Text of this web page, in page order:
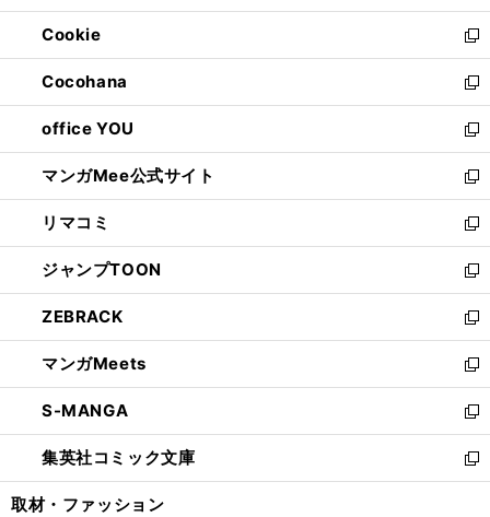
開
く
ウ
で
開
く
ン
ド
ウ
で
開
く
ウ
ィ
ン
ド
ウ
で
開
く
Cookie
新
し
い
ウ
ィ
ン
ド
ウ
で
開
く
Cocohana
新
し
い
ウ
ィ
ン
ド
ウ
で
開
く
office YOU
新
し
い
ウ
ィ
ン
ド
ウ
で
開
く
マンガMee公式サイト
新
し
い
ウ
ィ
ン
ド
ウ
で
開
く
リマコミ
新
し
い
ウ
ィ
ン
ド
ウ
で
開
く
ジャンプTOON
新
し
い
ウ
ィ
ン
ド
ウ
で
開
ZEBRACK
新
し
い
ウ
ィ
ン
ド
ウ
マンガMeets
新
し
い
ウ
ィ
ン
S-MANGA
新
し
い
ウ
集英社コミック文庫
新
し
取材・ファッション